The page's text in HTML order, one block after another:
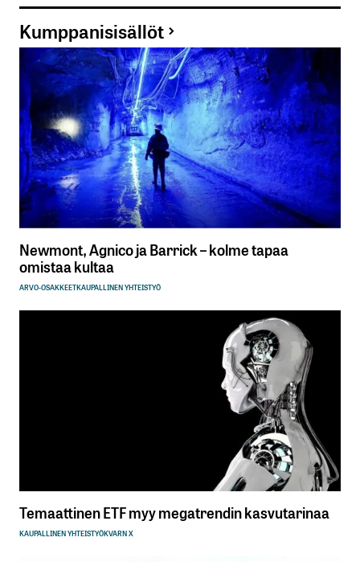
Kumppanisisällöt
Newmont, Agnico ja Barrick – kolme tapaa
omistaa kultaa
ARVO-OSAKKEETKAUPALLINEN YHTEISTYÖ
Temaattinen ETF myy megatrendin kasvutarinaa
KAUPALLINEN YHTEISTYÖKVARN X